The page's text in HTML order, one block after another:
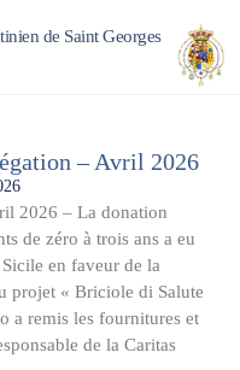
de Saint Georges
– Avril 2026
2026 – La donation
de zéro à trois ans a eu
en faveur de la
projet « Briciole di Salute
a remis les fournitures et
de la Caritas